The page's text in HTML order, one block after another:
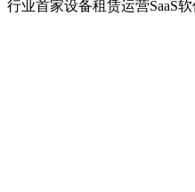
行业首家设备租赁运营SaaS软